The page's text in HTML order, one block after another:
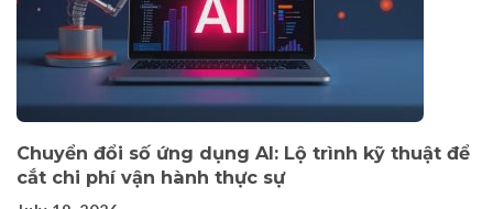
Chuyển đổi số ứng dụng AI: Lộ trình kỹ thuật để
cắt chi phí vận hành thực sự